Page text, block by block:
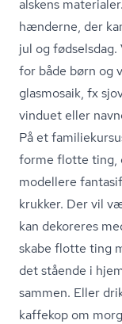
alskens
hænderne, der
jul og
for både børn og
glasmosaik, fx
vinduet eller
På et
forme flotte ting,
modellere
krukker. Der vil
kan dekoreres
skabe flotte ting
det stående i
sammen. Eller
kaffekop om